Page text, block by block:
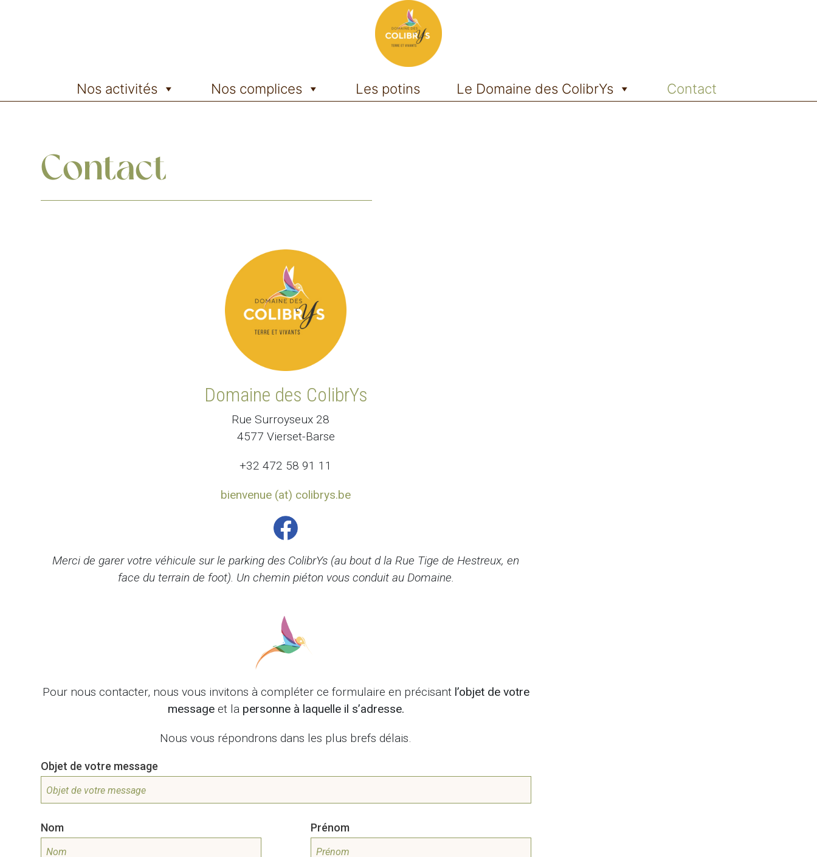
Nos activités Nos complices Les potins Le Domaine des ColibrYs Contact
Contact
Domaine des ColibrYs
Rue Surroyseux 28
4577 Vierset-Barse
+32 472 58 91 11
bienvenue (at) colibrys.be
Merci de garer votre véhicule sur le parking des ColibrYs (au bout d la Rue Tige de Hestreux, en
face du terrain de foot). Un chemin piéton vous conduit au Domaine.
Pour nous contacter, nous vous invitons à compléter ce formulaire en précisant l’objet de votre
messageet la personne à laquelle il s’adresse.
Nous vous répondrons dans les plus brefs délais.
Objet de votre message
Nom Prénom